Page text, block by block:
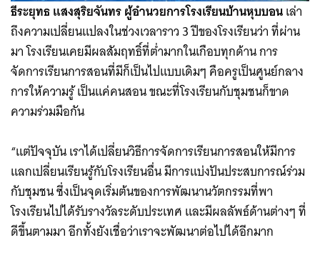
ธีระยุทธ แสงสุริยจันทร ผู้อำนวยการโรงเรียนบ้านหุบบอนเล่า
ถึงความเปลี่ยนแปลงในช่วงเวลาราว 3 ปีของโรงเรียนว่า ที่ผ่าน
มา โรงเรียนเคยมีผลสัมฤทธิ์ที่ต่ำมากในเกือบทุกด้าน การ
จัดการเรียนการสอนที่มีก็เป็นไปแบบเดิมๆ คือครูเป็นศูนย์กลาง
การให้ความรู้ เป็นแค่คนสอน ขณะที่โรงเรียนกับชุมชนก็ขาด
ความร่วมมือกัน
“แต่ปัจจุบัน เราได้เปลี่ยนวิธีการจัดการเรียนการสอนให้มีการ
แลกเปลี่ยนเรียนรู้กับโรงเรียนอื่น มีการแบ่งปันประสบการณ์ร่วม
กับชุมชน ซึ่งเป็นจุดเริ่มต้นของการพัฒนานวัตกรรมที่พา
โรงเรียนไปได้รับรางวัลระดับประเทศ และมีผลลัพธ์ด้านต่างๆ ที่
ดีขึ้นตามมา อีกทั้งยังเชื่อว่าเราจะพัฒนาต่อไปได้อีกมาก